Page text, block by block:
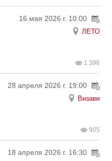
16 мая 2026 г. 10:00
ЛЕТО
1 396
28 апреля 2026 г. 19:00
Визави
905
18 апреля 2026 г. 16:30